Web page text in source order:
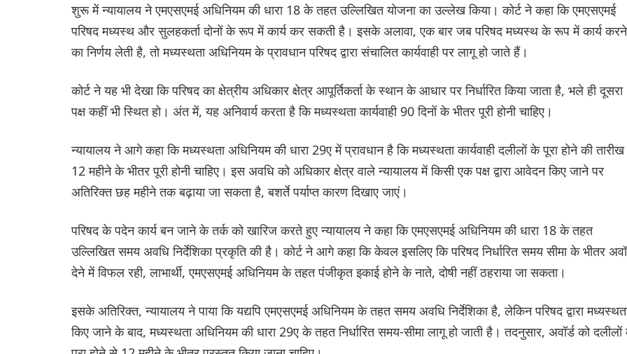
शुरू में न्यायालय ने एमएसएमई अधिनियम की धारा 18 के तहत उल्लिखित योजना का उल्लेख किया। कोर्ट ने कहा कि एमएसएमई
परिषद मध्यस्थ और सुलहकर्ता दोनों के रूप में कार्य कर सकती है। इसके अलावा, एक बार जब परिषद मध्यस्थ के रूप में कार्य करने
का निर्णय लेती है, तो मध्यस्थता अधिनियम के प्रावधान परिषद द्वारा संचालित कार्यवाही पर लागू हो जाते हैं।
कोर्ट ने यह भी देखा कि परिषद का क्षेत्रीय अधिकार क्षेत्र आपूर्तिकर्ता के स्थान के आधार पर निर्धारित किया जाता है, भले ही दूसरा
पक्ष कहीं भी स्थित हो। अंत में, यह अनिवार्य करता है कि मध्यस्थता कार्यवाही 90 दिनों के भीतर पूरी होनी चाहिए।
न्यायालय ने आगे कहा कि मध्यस्थता अधिनियम की धारा 29ए में प्रावधान है कि मध्यस्थता कार्यवाही दलीलों के पूरा होने की
12 महीने के भीतर पूरी होनी चाहिए। इस अवधि को अधिकार क्षेत्र वाले न्यायालय में किसी एक पक्ष द्वारा आवेदन किए जाने पर
अतिरिक्त छह महीने तक बढ़ाया जा सकता है, बशर्ते पर्याप्त कारण दिखाए जाएं।
परिषद के पदेन कार्य बन जाने के तर्क को खारिज करते हुए न्यायालय ने कहा कि एमएसएमई अधिनियम की धारा 18 के तहत
उल्लिखित समय अवधि निर्देशिका प्रकृति की है। कोर्ट ने आगे कहा कि केवल इसलिए कि परिषद निर्धारित समय सीमा के भीतर
देने में विफल रही, लाभार्थी, एमएसएमई अधिनियम के तहत पंजीकृत इकाई होने के नाते, दोषी नहीं ठहराया जा सकता।
इसके अतिरिक्त, न्यायालय ने पाया कि यद्यपि एमएसएमई अधिनियम के तहत समय अवधि निर्देशिका है, लेकिन परिषद द्वारा
किए जाने के बाद, मध्यस्थता अधिनियम की धारा 29ए के तहत निर्धारित समय-सीमा लागू हो जाती है। तदनुसार, अवॉर्ड को